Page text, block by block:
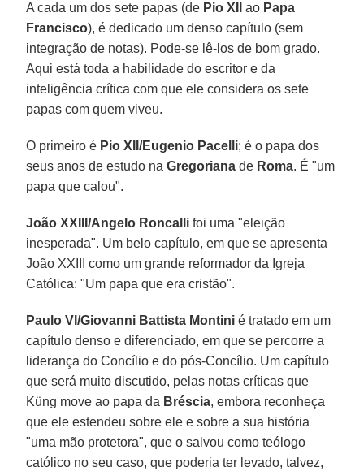
A cada um dos sete papas (de Pio XII ao Papa
Francisco), é dedicado um denso capítulo (sem
integração de notas). Pode-se lê-los de bom grado.
Aqui está toda a habilidade do escritor e da
inteligência crítica com que ele considera os sete
papas com quem viveu.
O primeiro é Pio XII/Eugenio Pacelli; é o papa dos
seus anos de estudo naGregoriana de Roma. É "um
papa que calou".
João XXIII/Angelo Roncalli foi uma "eleição
inesperada". Um belo capítulo, em que se apresenta
João XXIII como um grande reformador da Igreja
Católica: "Um papa que era cristão".
Paulo VI/Giovanni Battista Montini é tratado em um
capítulo denso e diferenciado, em que se percorre a
liderança do Concílio e do pós-Concílio. Um capítulo
que será muito discutido, pelas notas críticas que
Küng move ao papa da Bréscia, embora reconheça
que ele estendeu sobre ele e sobre a sua história
"uma mão protetora", que o salvou como teólogo
católico no seu caso, que poderia ter levado, talvez,